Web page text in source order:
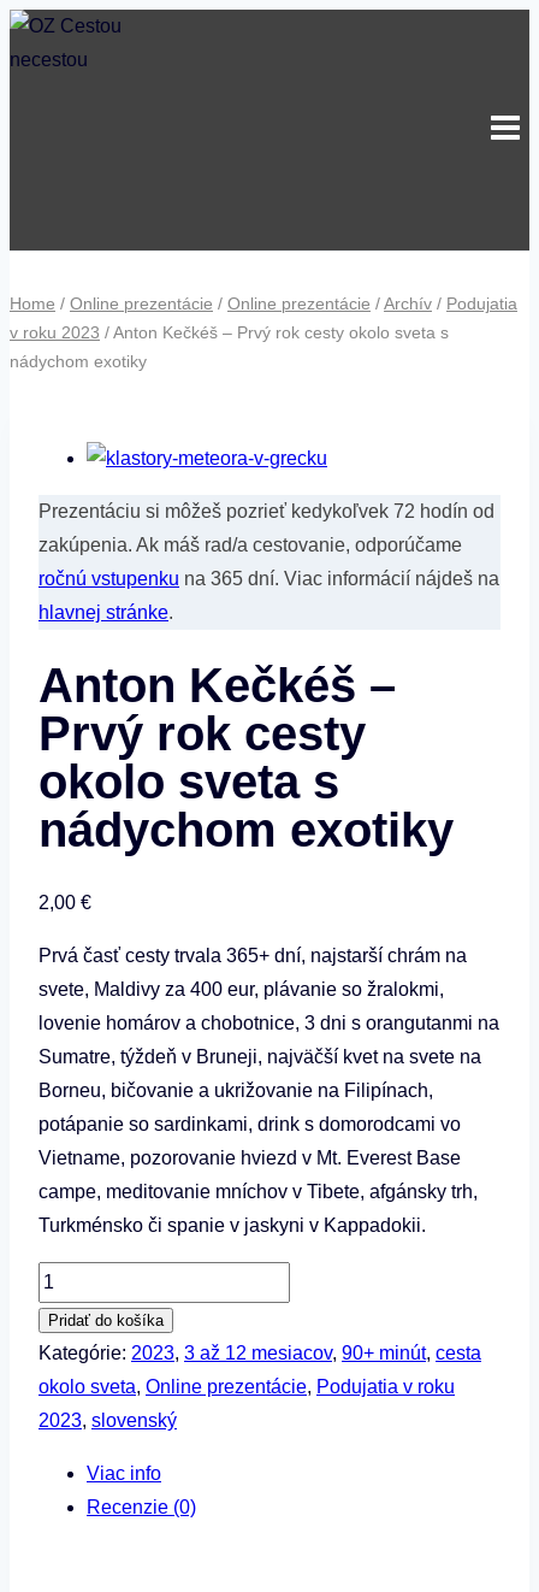
Skip
to
Home / Online prezentácie / Online prezentácie / Archív / Podujatia
v roku 2023 / Anton Kečkéš – Prvý rok cesty okolo sveta s
nádychom exotiky
Prezentáciu si môžeš pozrieť kedykoľvek 72 hodín od
zakúpenia. Ak máš rad/a cestovanie, odporúčame
ročnú vstupenku na 365 dní. Viac informácií nájdeš na
hlavnej stránke.
Anton Kečkéš –
Prvý rok cesty
okolo sveta s
nádychom exotiky
2,00 €
Prvá časť cesty trvala 365+ dní, najstarší chrám na
svete, Maldivy za 400 eur, plávanie so žralokmi,
lovenie homárov a chobotnice, 3 dni s orangutanmi na
Sumatre, týždeň v Bruneji, najväčší kvet na svete na
Borneu, bičovanie a ukrižovanie na Filipínach,
potápanie so sardinkami, drink s domorodcami vo
Vietname, pozorovanie hviezd v Mt. Everest Base
campe, meditovanie mníchov v Tibete, afgánsky trh,
Turkménsko či spanie v jaskyni v Kappadokii.
množstvo
Anton
Kečkéš
–
Prvý
cesty
okolo
Pridať do košíka
Kategórie: 2023, 3 až 12 mesiacov, 90+ minút, cesta
okolo sveta, Online prezentácie, Podujatia v roku
2023, slovenský
Viac info
Recenzie (0)